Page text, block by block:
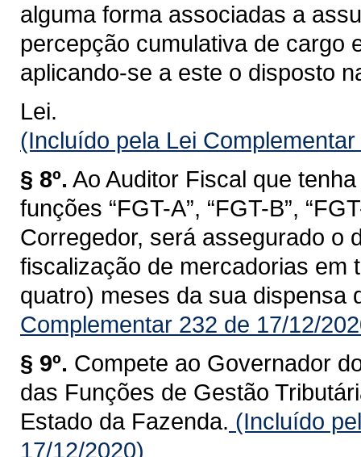
alguma forma associadas a
percepção cumulativa de cargo
aplicando-se a este o disposto
Lei.
(Incluído pela Lei
§ 8º. Ao Auditor Fiscal que
funções “FGT-A”, “FGT-B”,
Corregedor, será assegurado o
fiscalização de mercadorias em
quatro) meses da sua dispensa
Complementar 232 de 17/12/
§ 9º. Compete ao Governador
das Funções de Gestão
Estado da Fazenda. (Incluído
17/12/2020)